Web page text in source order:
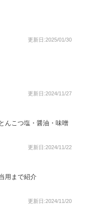
更新日:2025/01/30
更新日:2024/11/27
んこつ塩・醤油・味噌
更新日:2024/11/22
用まで紹介
更新日:2024/11/20